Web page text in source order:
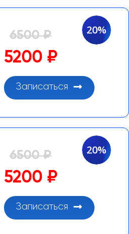
20%
6500 ₽
5200 ₽
Записаться
20%
6500 ₽
5200 ₽
Записаться